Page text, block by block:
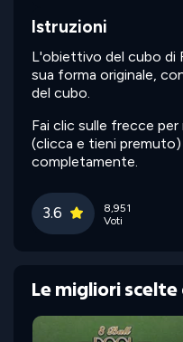
Istruzioni
L'obiettivo del cubo di
sua forma originale,
del cubo.
Fai clic sulle frecce per
(clicca e tieni
completamente.
3.6
8,951
Voti
Le migliori